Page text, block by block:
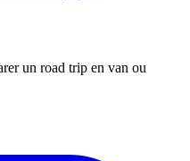
un road trip en van ou